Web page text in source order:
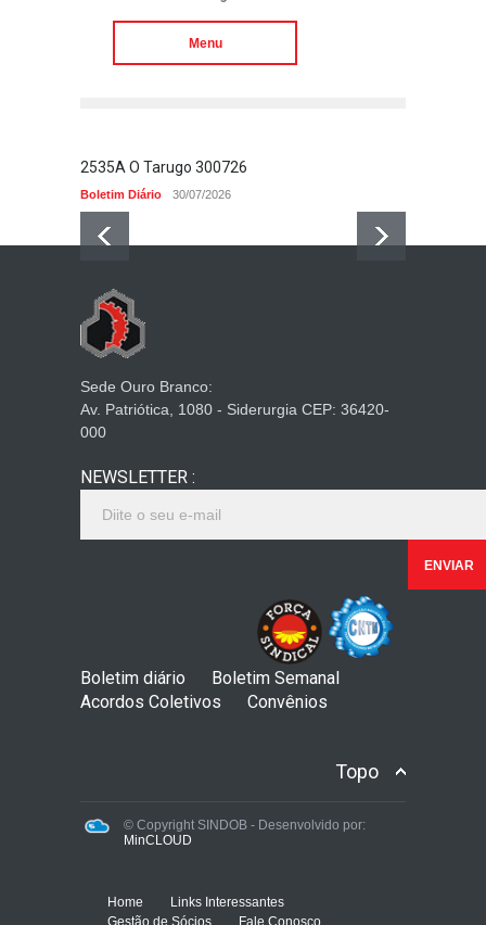
Menu
2535A O Tarugo 300726
Boletim Diário 30/07/2026
Sede Ouro Branco:
Av. Patriótica, 1080 - Siderurgia CEP: 36420-
000
NEWSLETTER :
Boletim diário
Boletim Semanal
Acordos Coletivos
Convênios
Topo
© Copyright SINDOB - Desenvolvido por:
MinCLOUD
Home
Links Interessantes
Gestão de Sócios
Fale Conosco